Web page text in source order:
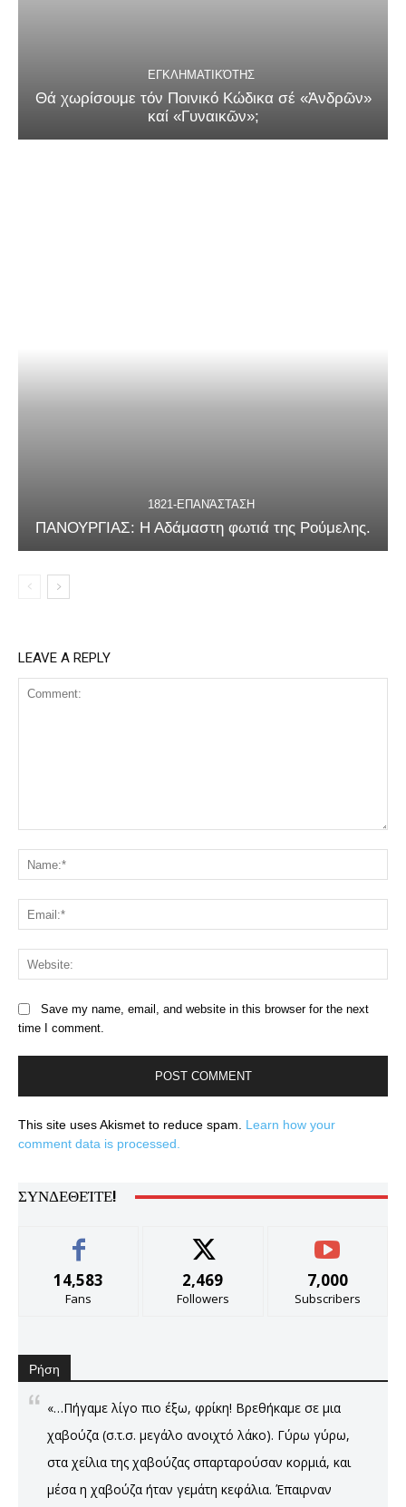
ΕΓΚΛΗΜΑΤΙΚΌΤΗΣ
Θά χωρίσουμε τόν Ποινικό Κώδικα σέ «Ἀνδρῶν»
καί «Γυναικῶν»;
1821-ΕΠΑΝΆΣΤΑΣΗ
ΠΑΝΟΥΡΓΙΑΣ: Η Αδάμαστη φωτιά της Ρούμελης.
LEAVE A REPLY
Save my name, email, and website in this browser for the next
time I comment.
This site uses Akismet to reduce spam. Learn how your
comment data is processed.
ΣΥΝΔΕΘΕΊΤΕ!
14,583
Fans
2,469
Followers
7,000
Subscribers
Ρήση
«…Πήγαμε λίγο πιο έξω, φρίκη! Βρεθήκαμε σε μια
χαβούζα (σ.τ.σ. μεγάλο ανοιχτό λάκο). Γύρω γύρω,
στα χείλια της χαβούζας σπαρταρούσαν κορμιά, και
μέσα η χαβούζα ήταν γεμάτη κεφάλια. Έπαιρναν